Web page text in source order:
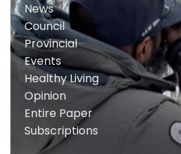
News
Council
Provincial
Events
Healthy Living
Opinion
Entire Paper
Subscriptions